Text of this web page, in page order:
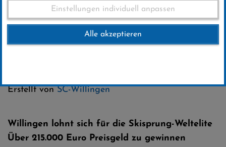
Preisgeld FIS Skisprung
Weltcup Willingen 2019
Erstellt vonSC-Willingen
Willingen lohnt sich für die Skisprung-Weltelite
Über 215.000 Euro Preisgeld zu gewinnen
Einstellungen individuell anpassen
Alle akzeptieren